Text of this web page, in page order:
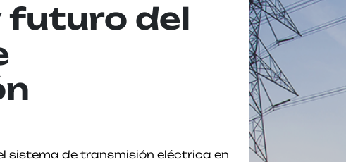
futuro del
sistema de transmisión eléctrica en